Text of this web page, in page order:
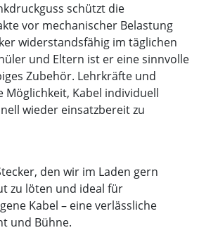
schützt die
vor mechanischer Belastung
widerstandsfähig im täglichen
und Eltern ist er eine sinnvolle
Zubehör. Lehrkräfte und
Möglichkeit, Kabel individuell
wieder einsatzbereit zu
den wir im Laden gern
zu löten und ideal für
Kabel – eine verlässliche
und Bühne.